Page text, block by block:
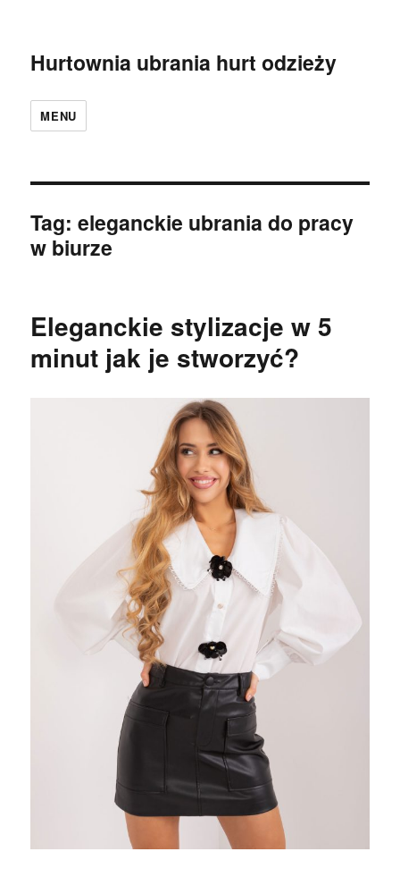
Hurtownia ubrania hurt odzieży
MENU
Tag:eleganckie ubrania do pracy
w biurze
Eleganckie stylizacje w 5
minut jak je stworzyć?